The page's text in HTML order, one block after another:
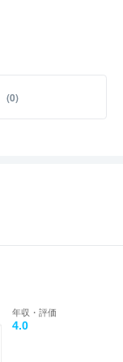
(0)
年収・評価
4.0